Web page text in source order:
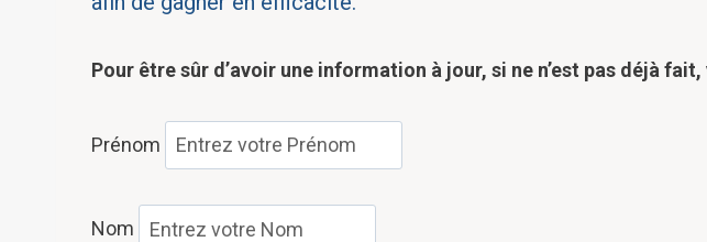
Pour être sûr d’avoir une information à jour, si ne n’est pas déjà
Prénom
Nom